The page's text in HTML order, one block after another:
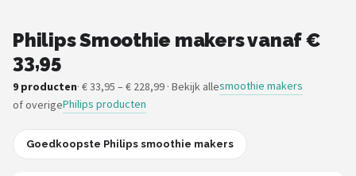
Merken
Blog
MasterChef
Philips Smoothie makers vanaf €
33,95
9 producten· € 33,95 – € 228,99 · Bekijk allesmoothie makers
of overigePhilips producten
Goedkoopste Philips smoothie makers